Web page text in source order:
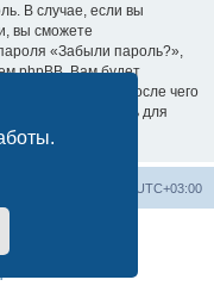
В случае, если вы
вы сможете
«Забыли пароль?»,
phpBB. Вам будет
ваш адрес email, после чего
вам новый пароль для
UTC+03:00
© phpBB Limited